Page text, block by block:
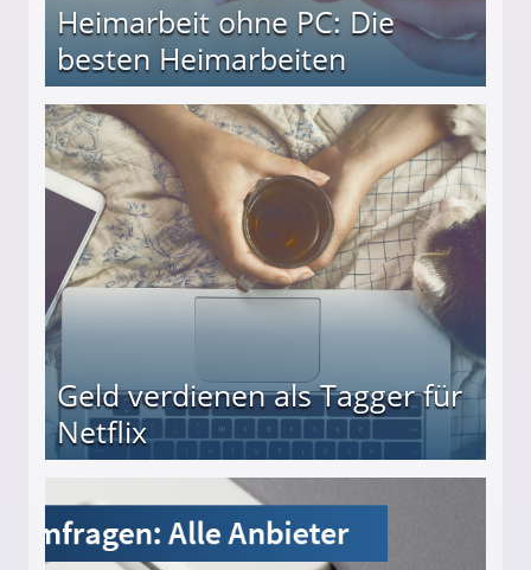
Heimarbeit ohne PC: Die
besten Heimarbeiten
Geld verdienen als Tagger für
Netflix